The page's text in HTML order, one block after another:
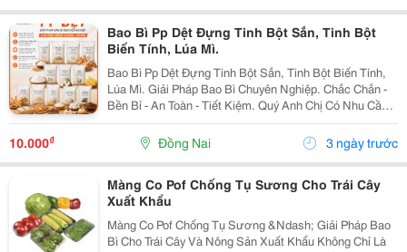
Bao Bì Pp Dệt Đựng Tinh Bột Sắn, Tinh Bột
Biến Tính, Lúa Mì.
Bao Bì Pp Dệt Đựng Tinh Bột Sắn, Tinh Bột Biến Tính,
Lúa Mì. Giải Pháp Bao Bì Chuyên Nghiệp. Chắc Chắn -
Bền Bỉ - An Toàn - Tiết Kiệm. Quý Anh Chị Có Nhu Cầu
Tư Vấn, Liên Hệ Em Qua Số Hotline/ Zalo: 0865 489 273
#Baobippdet...
10.000₫ Đồng Nai 3 ngày trước
Màng Co Pof Chống Tụ Sương Cho Trái Cây
Xuất Khẩu
Màng Co Pof Chống Tụ Sương &Ndash; Giải Pháp Bao
Bì Cho Trái Cây Và Nông Sản Xuất Khẩu Không Chỉ Là